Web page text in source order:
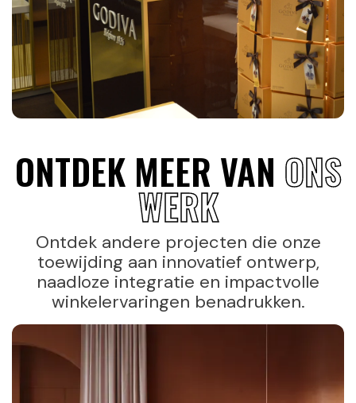
ONTDEK MEER VAN ONS
WERK
Ontdek andere projecten die onze
toewijding aan innovatief ontwerp,
naadloze integratie en impactvolle
winkelervaringen benadrukken.